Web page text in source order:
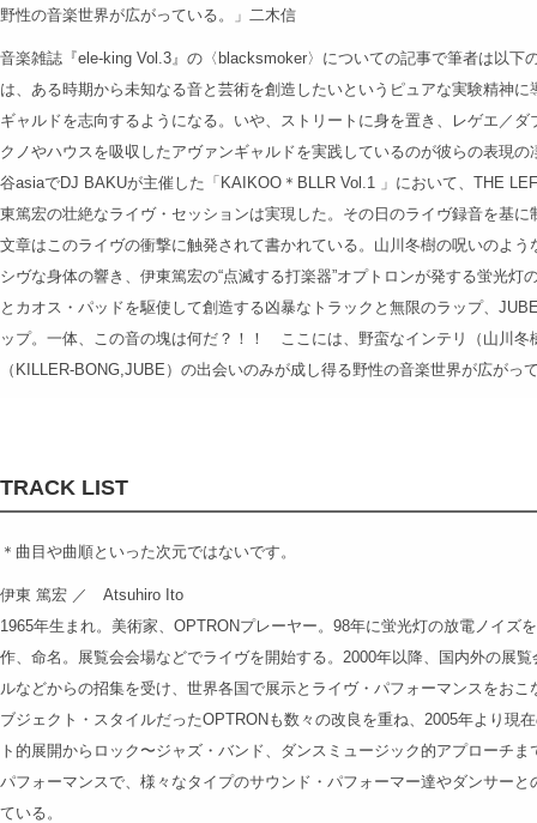
野性の音楽世界が広がっている。」二木信
音楽雑誌『ele-king Vol.3』の〈blacksmoker〉についての記事で筆者は以下
は、ある時期から未知なる音と芸術を創造したいというピュアな実験精神
ギャルドを志向するようになる。いや、ストリートに身を置き、レゲエ／
クノやハウスを吸収したアヴァンギャルドを実践しているのが彼らの表現
谷asiaでDJ BAKUが主催した「KAIKOO＊BLLR Vol.1 」において、THE
東篤宏の壮絶なライヴ・セッションは実現した。その日のライヴ録音を基
文章はこのライヴの衝撃に触発されて書かれている。山川冬樹の呪いのよ
シヴな身体の響き、伊東篤宏の“点滅する打楽器”オプトロンが発する蛍光灯
とカオス・パッドを駆使して創造する凶暴なトラックと無限のラップ、
ップ。一体、この音の塊は何だ？！！ ここには、野蛮なインテリ（山川冬
（KILLER-BONG,JUBE）の出会いのみが成し得る野性の音楽世界が広がっ
TRACK LIST
＊曲目や曲順といった次元ではないです。
伊東 篤宏 ／ Atsuhiro Ito
1965年生まれ。美術家、OPTRONプレーヤー。98年に蛍光灯の放電ノイズ
作、命名。展覧会会場などでライヴを開始する。2000年以降、国内外の展
ルなどからの招集を受け、世界各国で展示とライヴ・パフォーマンスをお
ブジェクト・スタイルだったOPTRONも数々の改良を重ね、2005年より現
ト的展開からロック〜ジャズ・バンド、ダンスミュージック的アプローチ
パフォーマンスで、様々なタイプのサウンド・パフォーマー達やダンサー
ている。